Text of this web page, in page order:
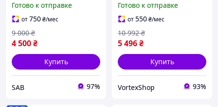
(на стену) АБ
Готово к отправке
от750₴/мес
4 500₴
9 000 ₴
Купить
SAB 97%
силы без монтажа до 150
к
Готово к отправке
от550₴/мес
5 496₴
10 992 ₴
Купить
VortexShop 93%